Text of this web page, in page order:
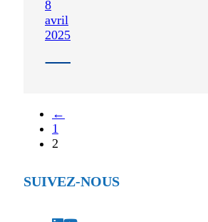
8
avril
2025
←
1
2
SUIVEZ-NOUS